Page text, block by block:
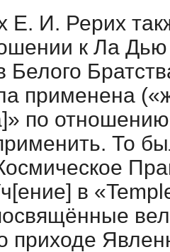
Е. И. Рерих
к Ла
Белого
применена
по
То
в
приходе